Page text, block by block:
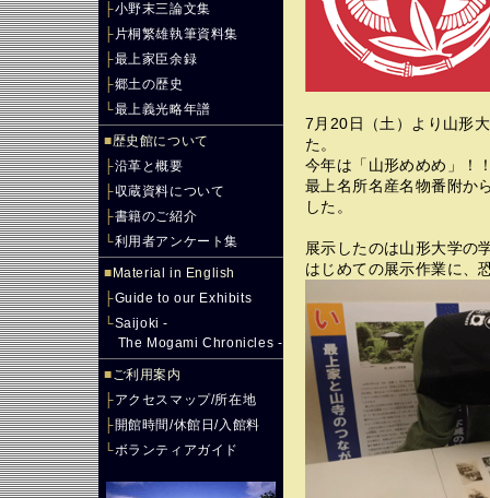
├小野末三論文集
├ 片桐繁雄執筆資料集
├最上家臣余録
├郷土の歴史
└最上義光略年譜
■歴史館について
├沿革と概要
├収蔵資料について
├書籍のご紹介
└利用者アンケート集
■ Material in English
├Guide to our Exhibits
└Saijoki -
The Mogami Chronicles -
■ご利用案内
├アクセスマップ/所在地
├開館時間/休館日/入館料
└ボランティアガイド
7月20日（土）より山形
た。
今年は「山形めめめ」！
最上名所名産名物番附か
した。
展示したのは山形大学の
はじめての展示作業に、